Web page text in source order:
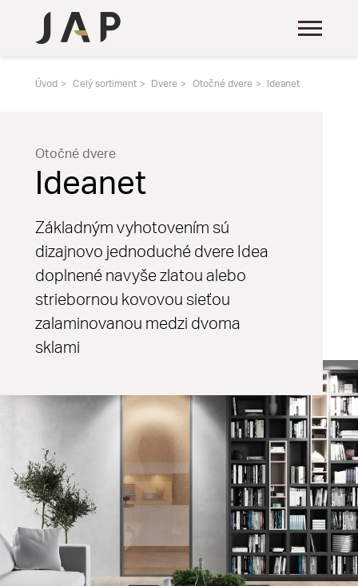
Úvod Celý sortiment Dvere Otočné dvere Ideanet
Otočné dvere
Ideanet
Základným vyhotovením sú
dizajnovo jednoduché dvere Idea
doplnené navyše zlatou alebo
striebornou kovovou sieťou
zalaminovanou medzi dvoma
sklami